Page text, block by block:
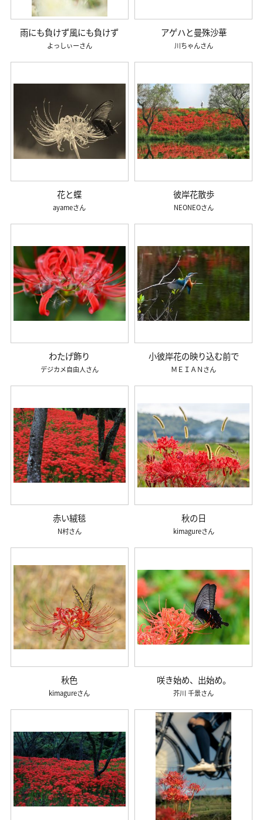
雨にも負けず風にも負けず
よっしぃー
アゲハと曼殊沙華
川ちゃん
花と蝶
ayame
彼岸花散歩
NEONEO
わたげ飾り
デジカメ自由人
小彼岸花の映り込む前で
ＭＥＩＡＮ
赤い絨毯
N村
秋の日
kimagure
秋色
kimagure
咲き始め、出始め。
芥川 千景